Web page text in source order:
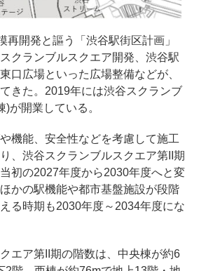
再開発と謳う「渋谷駅街区計画」
クランブルスクエア開発、渋谷駅
口広場といった広場整備などが、
きた。2019年には渋谷スクランブ
が開業している。
機能、安全性などを考慮して施工
、渋谷スクランブルスクエア第II期
初の2027年度から2030年度へと変
かの駅機能や都市基盤施設が段階
る時期も2030年度～2034年度にな
エア第II期の階数は、中央棟が約6